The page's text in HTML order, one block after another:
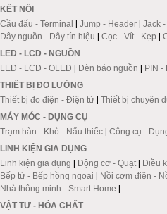
KẾT NỐI
Cầu đấu - Terminal | Jump - Header | Jack
Dây nguồn - Dây tín hiệu | Cọc - Vít - Kẹp |
LED - LCD - NGUỒN
LED - LCD - OLED | Đèn báo nguồn | PIN -
THIẾT BỊ ĐO LƯỜNG
Thiết bị đo điện - Điện tử | Thiết bị chuyên
MÁY MÓC - DỤNG CỤ
Trạm hàn - Khò - Nấu thiếc | Công cụ -
LINH KIỆN GIA DỤNG
Linh kiện gia dụng | Động cơ - Quạt | Điều
Bếp từ - Bếp hồng ngoại | Nồi cơm điện -
Nhà thông minh - Smart Home |
VẬT TƯ - HÓA CHẤT